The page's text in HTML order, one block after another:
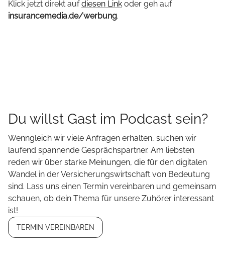
Klick jetzt direkt aufdiesen Link oder geh auf
insurancemedia.de/werbung.
Du willst Gast im Podcast sein?
Wenngleich wir viele Anfragen erhalten, suchen wir
laufend spannende Gesprächspartner. Am liebsten
reden wir über starke Meinungen, die für den digitalen
Wandel in der Versicherungswirtschaft von Bedeutung
sind. Lass uns einen Termin vereinbaren und gemeinsam
schauen, ob dein Thema für unsere Zuhörer interessant
ist!
TERMIN VEREINBAREN